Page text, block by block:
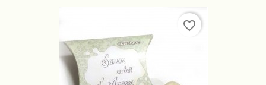
favorite_border